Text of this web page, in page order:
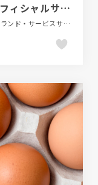
多摩美術大学 彫刻学科研究室オフィシャルサイト | Tamabi Sculpture
かわいい、デザイン・アート・音楽・文芸、ブランド・サービスサイト、ベージュ・ゴールド系、ポップ、モーション多め、大きめ写真、教育・学校、施設・店舗サイト